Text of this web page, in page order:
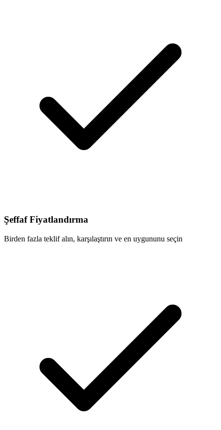
Şeffaf Fiyatlandırma
Birden fazla teklif alın, karşılaştırın ve en uygununu seçin